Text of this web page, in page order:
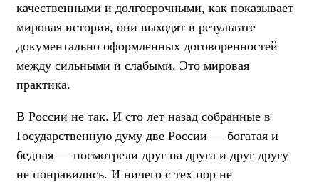
качественными и долгосрочными, как показывает
мировая история, они выходят в результате
документально оформленных договоренностей
между сильными и слабыми. Это мировая
практика.
В России не так. И сто лет назад собранные в
Государственную думу две России — богатая и
бедная — посмотрели друг на друга и друг другу
не понравились. И ничего с тех пор не